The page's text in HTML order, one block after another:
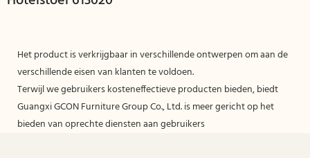
Het product is verkrijgbaar in verschillende ontwerpen om aan de
verschillende eisen van klanten te voldoen.
Terwijl we gebruikers kosteneffectieve producten bieden, biedt
Guangxi GCON Furniture Group Co., Ltd. is meer gericht op het
bieden van oprechte diensten aan gebruikers